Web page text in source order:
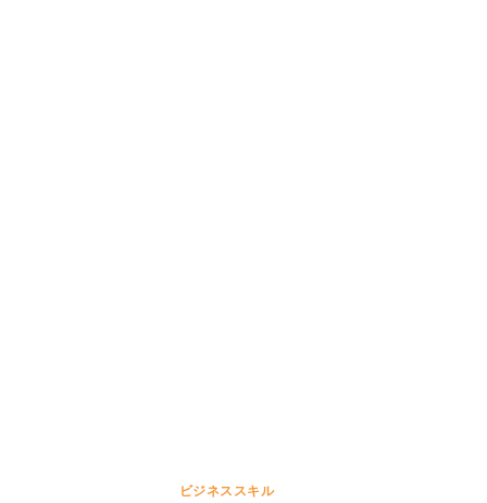
ビジネススキル